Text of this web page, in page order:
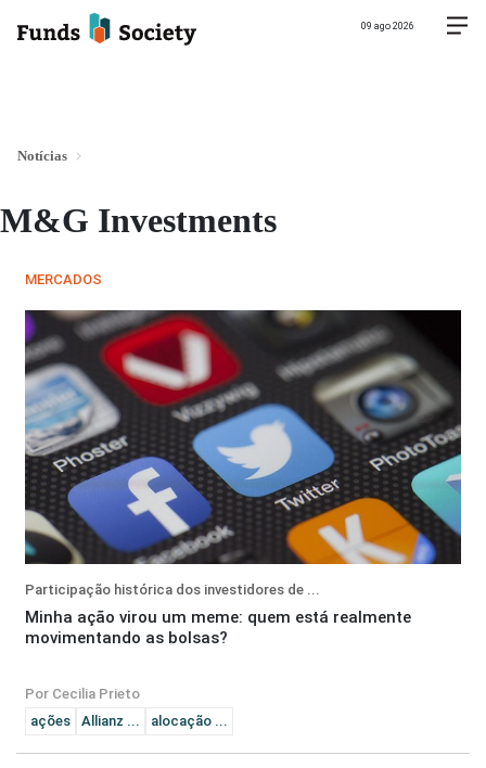
09 ago 2026
Notícias
M&G Investments
MERCADOS
Participação histórica dos investidores de ...
Minha ação virou um meme: quem está realmente
movimentando as bolsas?
Por Cecilia Prieto
ações
Allianz ... alocação ...